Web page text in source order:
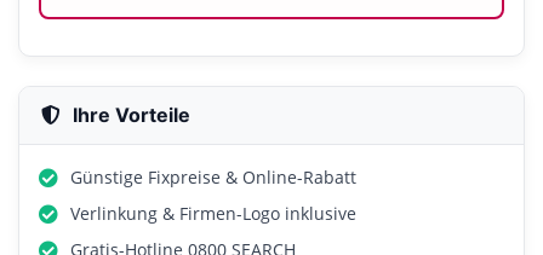
Ihre Vorteile
Günstige Fixpreise & Online-Rabatt
Verlinkung & Firmen-Logo inklusive
Gratis-Hotline 0800 SEARCH